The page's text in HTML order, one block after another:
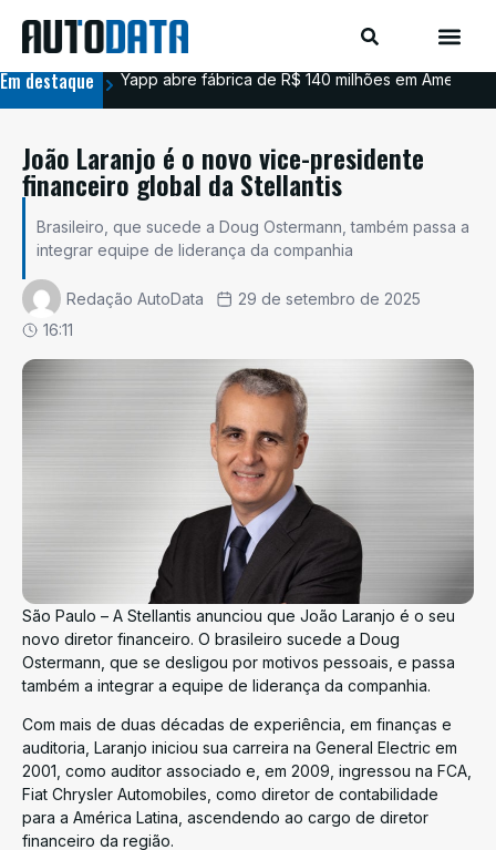
Em destaque Yapp abre fábrica de R$ 140 milhões em
João Laranjo é o novo vice-presidente
financeiro global da Stellantis
Brasileiro, que sucede a Doug Ostermann, também passa a
integrar equipe de liderança da companhia
Redação AutoData
29 de setembro de 2025
16:11
São Paulo – A Stellantis anunciou que João Laranjo é o seu
novo diretor financeiro. O brasileiro sucede a Doug
Ostermann, que se desligou por motivos pessoais, e passa
também a integrar a equipe de liderança da companhia.
Com mais de duas décadas de experiência, em finanças e
auditoria, Laranjo iniciou sua carreira na General Electric em
2001, como auditor associado e, em 2009, ingressou na FCA,
Fiat Chrysler Automobiles, como diretor de contabilidade
para a América Latina, ascendendo ao cargo de diretor
financeiro da região.